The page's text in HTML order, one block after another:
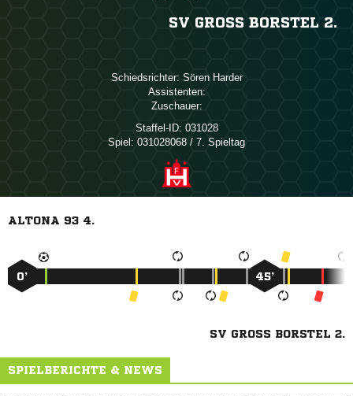
SV GROSS BORSTEL 2.
Schiedsrichter:  
Assistenten:
Zuschauer:
Staffel-ID: 031028
Spiel: 031028068 / 7. Spieltag
ALTONA 93 4.
0’ 45’
SV GROSS BORSTEL 2.
SPIELBERICHTE & NEWS